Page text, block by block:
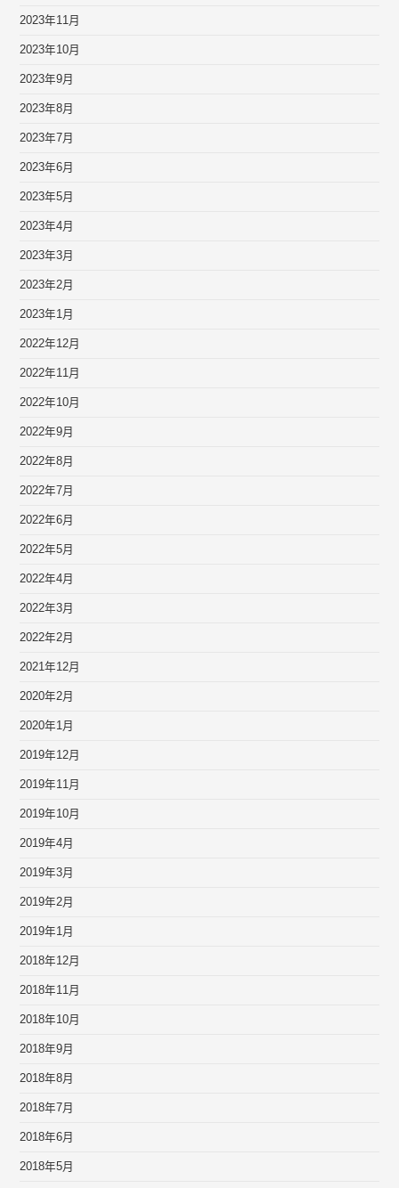
2023年11月
2023年10月
2023年9月
2023年8月
2023年7月
2023年6月
2023年5月
2023年4月
2023年3月
2023年2月
2023年1月
2022年12月
2022年11月
2022年10月
2022年9月
2022年8月
2022年7月
2022年6月
2022年5月
2022年4月
2022年3月
2022年2月
2021年12月
2020年2月
2020年1月
2019年12月
2019年11月
2019年10月
2019年4月
2019年3月
2019年2月
2019年1月
2018年12月
2018年11月
2018年10月
2018年9月
2018年8月
2018年7月
2018年6月
2018年5月